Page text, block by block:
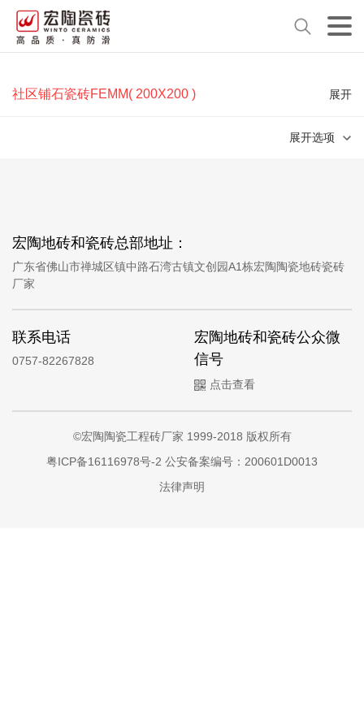
社区铺石瓷砖FEMM( 200X200 ) 展开
展开选项
宏陶地砖和瓷砖总部地址：
广东省佛山市禅城区镇中路石湾古镇文创园A1栋宏陶陶瓷地砖瓷砖
厂家
联系电话
0757-82267828
宏陶地砖和瓷砖公众微
信号
点击查看
©宏陶陶瓷工程砖厂家 1999-2018 版权所有
粤ICP备16116978号-2 公安备案编号：200601D0013
法律声明